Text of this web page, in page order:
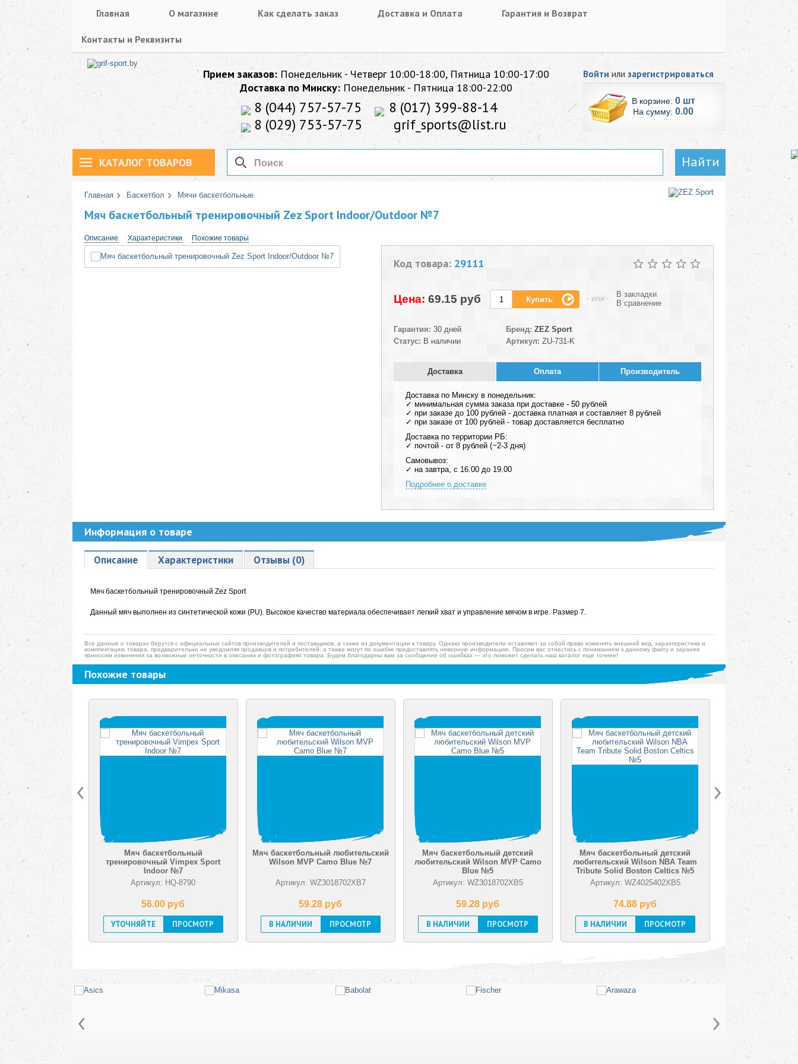
Главная О магазине Как сделать заказ Доставка и Оплата Гарантия и Возврат
Контакты и Реквизиты
Прием заказов: Понедельник - Четверг 10:00-18:00, Пятница 10:00-17:00
Доставка по Минску: Понедельник - Пятница 18:00-22:00
8 (044) 757-57-75
8 (017) 399-88-14
8 (029) 753-57-75
grif_sports@list.ru
Войти или зарегистрироваться
В корзине: 0 шт
На сумму: 0.00
КАТАЛОГ ТОВАРОВ Найти
Главная Баскетбол Мячи баскетбольные
Мяч баскетбольный тренировочный Zez Sport Indoor/Outdoor №7
Описание Характеристики Похожие товары
Код товара: 29111
Цена: 69.15 pуб - или -
В закладки
В сравнение
Гарантия: 30 дней
Статус: В наличии
Бренд: ZEZ Sport
Артикул: ZU-731-K
Доставка Оплата Производитель
Доставка по Минску в понедельник:
✓ минимальная сумма заказа при доставке - 50 рублей
✓ при заказе до 100 рублей - доставка платная и составляет 8 рублей
✓ при заказе от 100 рублей - товар доставляется бесплатно
Доставка по территории РБ:
✓ почтой - от 8 рублей (~2-3 дня)
Самовывоз:
✓ на завтра, с 16.00 до 19.00
Подробнее о доставке
Информация о товаре
Описание Характеристики Отзывы (0)
Мяч баскетбольный тренировочный Zez Sport
Данный мяч выполнен из синтетической кожи (PU). Высокое качество материала обеспечивает легкий хват и управление мячом в игре. Размер 7.
Все данные о товарах берутся с официальных сайтов производителей и поставщиков, а также из документации к товару. Однако производители оставляют за собой право изменять внешний вид, характеристики и
комплектацию товара, предварительно не уведомляя продавцов и потребителей, а также могут по ошибке предоставлять неверную информацию. Просим вас отнестись с пониманием к данному факту и заранее
приносим извинения за возможные неточности в описании и фотографиях товара. Будем благодарны вам за сообщение об ошибках — это поможет сделать наш каталог еще точнее!
Похожие товары
Мяч баскетбольный
тренировочный Vimpex Sport
Indoor №7
Артикул: HQ-8790
56.00 pуб
УТОЧНЯЙТЕ
ПРОСМОТР
Мяч баскетбольный любительский
Wilson MVP Camo Blue №7
Артикул: WZ3018702XB7
59.28 pуб
В НАЛИЧИИ
ПРОСМОТР
Мяч баскетбольный детский
любительский Wilson MVP Camo
Blue №5
Артикул: WZ3018702XB5
59.28 pуб
В НАЛИЧИИ
ПРОСМОТР
Мяч баскетбольный детский
любительский Wilson NBA Team
Tribute Solid Boston Celtics №5
Артикул: WZ4025402XB5
74.88 pуб
В НАЛИЧИИ
ПРОСМОТР